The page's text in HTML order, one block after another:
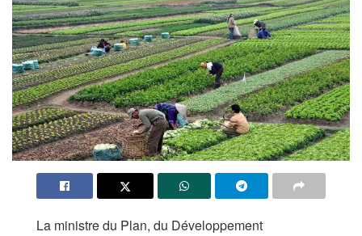
La ministre du Plan, du Développement